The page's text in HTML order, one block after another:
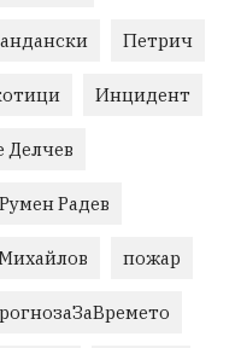
Петрич
Инцидент
Делчев
Румен Радев
пожар